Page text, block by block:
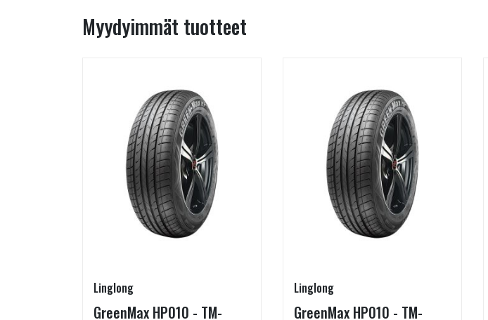
Myydyimmät tuotteet
Linglong
GreenMax HP010 - TM-
Linglong
GreenMax HP010 - TM-